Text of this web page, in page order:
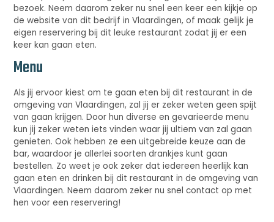
bezoek. Neem daarom zeker nu snel een keer een kijkje op
de website van dit bedrijf in Vlaardingen, of maak gelijk je
eigen reservering bij dit leuke restaurant zodat jij er een
keer kan gaan eten.
Menu
Als jij ervoor kiest om te gaan eten bij dit restaurant in de
omgeving van Vlaardingen, zal jij er zeker weten geen spijt
van gaan krijgen. Door hun diverse en gevarieerde menu
kun jij zeker weten iets vinden waar jij ultiem van zal gaan
genieten. Ook hebben ze een uitgebreide keuze aan de
bar, waardoor je allerlei soorten drankjes kunt gaan
bestellen. Zo weet je ook zeker dat iedereen heerlijk kan
gaan eten en drinken bij dit restaurant in de omgeving van
Vlaardingen. Neem daarom zeker nu snel contact op met
hen voor een reservering!